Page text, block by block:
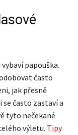
papouška.
často
jak přesně
často zastaví a
tyto nečekané
výletu. Tipy